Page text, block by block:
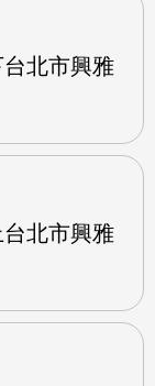
北市興雅
北市興雅